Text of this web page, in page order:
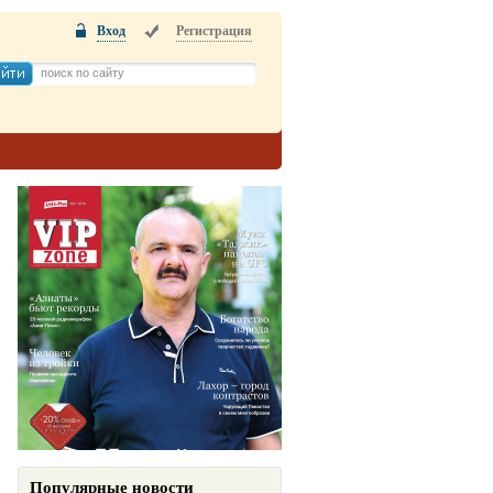
Вход Регистрация
Популярные новости